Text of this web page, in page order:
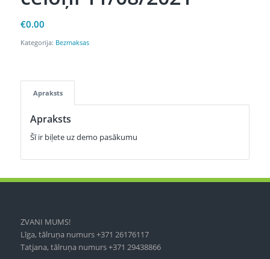
€0.00
Kategorija: Bezmaksas
Apraksts
Apraksts
Šī ir biļete uz demo pasākumu
ZVANI MUMS!
Līga, tālruņa numurs +371 26176117
Tatjana, tālruņa numurs +371 29438866